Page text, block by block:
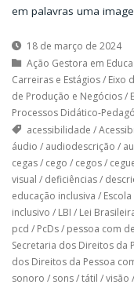
em palavras uma
18 de março de 2024
Ação Gestora em
Carreiras e Estágios/ Eixo
de Produção e Negócios/
Processos Didático-
acessibilidade /
áudio / audiodescrição /
cegas/ cego / cegos/
visual / deficiências/
educação inclusiva /
inclusivo / LBI / Lei
pcd / PcDs/ pessoa com
Secretaria dos Direitos da
dos Direitos da Pessoa
sonoro / sons/tátil /visão /